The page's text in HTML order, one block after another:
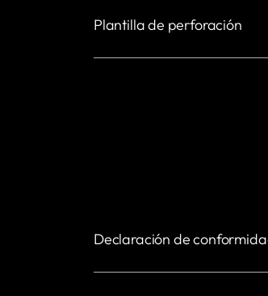
Plantilla de perforación
Declaración de